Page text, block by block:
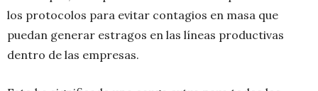
los protocolos para evitar contagios en masa que
puedan generar estragos en las líneas productivas
dentro de las empresas.